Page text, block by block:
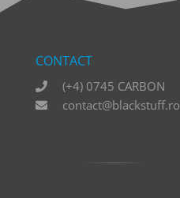
CONTACT
(+4) 0745 CARBON
contact@blackstuff.ro